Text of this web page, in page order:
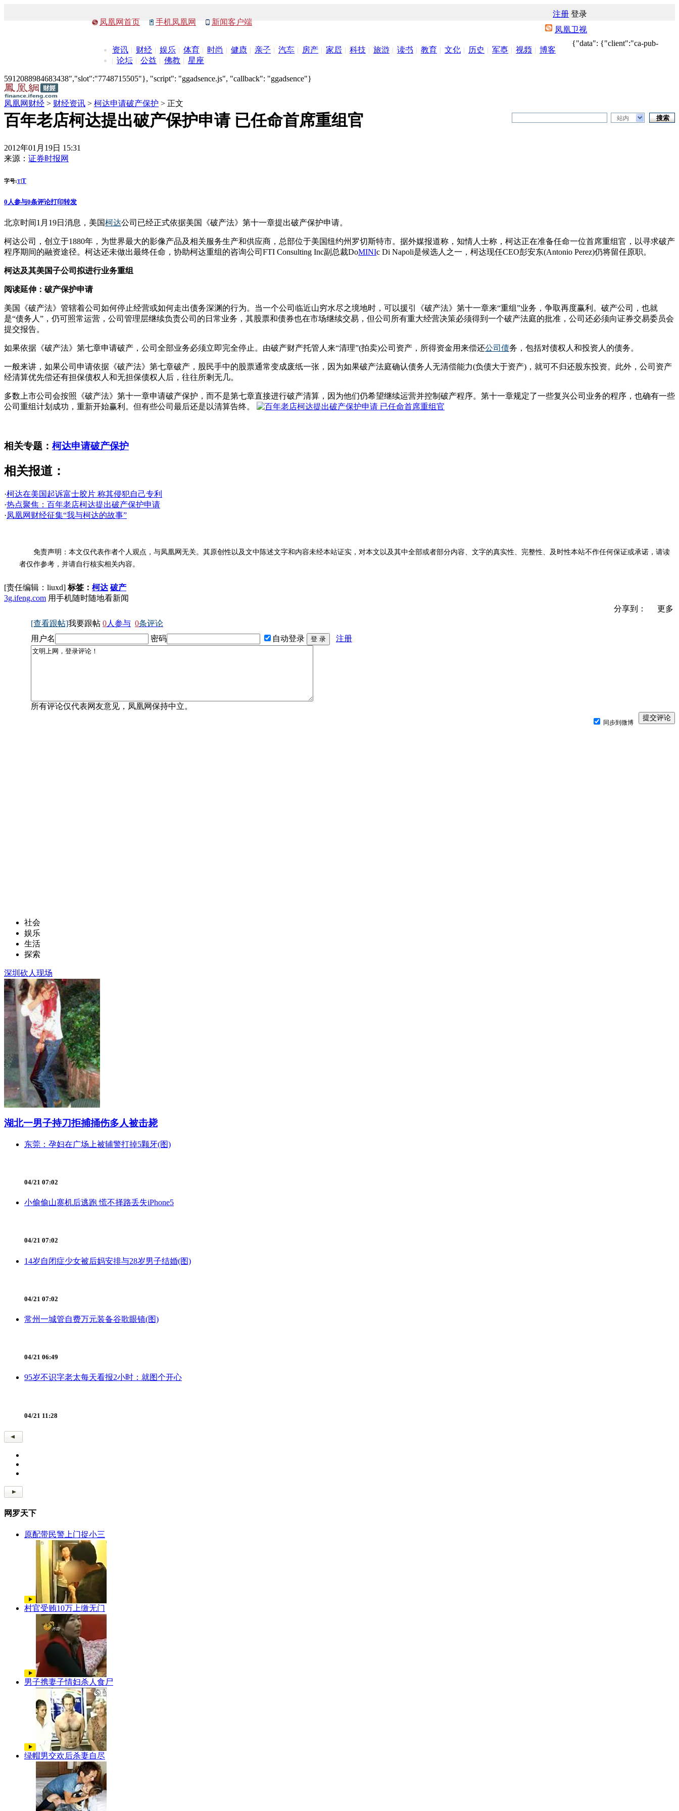
凤凰网首页 手机凤凰网 新闻客户端
注册 登录
凤凰卫视
资讯 财经 娱乐 体育 时尚 健康 亲子 汽车 房产 家居 科技 旅游 读书 教育 文化 历史 军事 视频
博客
论坛
公益 佛教 星座
{"data": {"client":"ca-pub-
5912088984683438","slot":"7748715505"}, "script": "ggadsence.js", "callback": "ggadsence"}
凤凰网财经 > 财经资讯 > 柯达申请破产保护 > 正文
站内
百年老店柯达提出破产保护申请 已任命首席重组官
2012年01月19日 15:31
来源： 证券时报网
字号:T|T
0 人参与0条评论打印转发
北京时间1月19日消息，美国柯达公司已经正式依据美国《破产法》第十一章提出破产保护申请。
柯达公司，创立于1880年，为世界最大的影像产品及相关服务生产和供应商，总部位于美国纽约州罗切斯特市。据外媒报道称，知情人士称，柯达正在准备任命一位首席重组官，以寻求破产
程序期间的融资途径。柯达还未做出最终任命，协助柯达重组的咨询公司FTI Consulting Inc副总裁DoMINIc Di Napoli是候选人之一，柯达现任CEO彭安东(Antonio Perez)仍将留任原职。
柯达及其美国子公司拟进行业务重组
阅读延伸：破产保护申请
美国《破产法》管辖着公司如何停止经营或如何走出债务深渊的行为。当一个公司临近山穷水尽之境地时，可以援引《破产法》第十一章来“重组”业务，争取再度赢利。破产公司，也就
是“债务人”，仍可照常运营，公司管理层继续负责公司的日常业务，其股票和债券也在市场继续交易，但公司所有重大经营决策必须得到一个破产法庭的批准，公司还必须向证券交易委员会
提交报告。
如果依据《破产法》第七章申请破产，公司全部业务必须立即完全停止。由破产财产托管人来“清理”(拍卖)公司资产，所得资金用来偿还公司债务，包括对债权人和投资人的债务。
一般来讲，如果公司申请依据《破产法》第七章破产，股民手中的股票通常变成废纸一张，因为如果破产法庭确认债务人无清偿能力(负债大于资产)，就可不归还股东投资。此外，公司资产
经清算优先偿还有担保债权人和无担保债权人后，往往所剩无几。
多数上市公司会按照《破产法》第十一章申请破产保护，而不是第七章直接进行破产清算，因为他们仍希望继续运营并控制破产程序。第十一章规定了一些复兴公司业务的程序，也确有一些
公司重组计划成功，重新开始赢利。但有些公司最后还是以清算告终。
相关专题： 柯达申请破产保护
相关报道：
·柯达在美国起诉富士胶片 称其侵犯自己专利
·热点聚焦：百年老店柯达提出破产保护申请
·凤凰网财经征集“我与柯达的故事”
免责声明：本文仅代表作者个人观点，与凤凰网无关。其原创性以及文中陈述文字和内容未经本站证实，对本文以及其中全部或者部分内容、文字的真实性、完整性、及时性本站不作任何保证或承诺，请读
者仅作参考，并请自行核实相关内容。
[责任编辑：liuxd] 标签： 柯达 破产
3g.ifeng.com 用手机随时随地看新闻
分享到：
更多
[查看跟帖]我要跟帖 0人参与 0条评论
用户名
密码 自动登录 注册
所有评论仅代表网友意见，凤凰网保持中立。
同步到微博
社会
娱乐
生活
探索
深圳砍人现场
湖北一男子持刀拒捕捅伤多人被击毙
东莞：孕妇在广场上被辅警打掉5颗牙(图)
04/21 07:02
小偷偷山寨机后逃跑 慌不择路丢失iPhone5
04/21 07:02
14岁自闭症少女被后妈安排与28岁男子结婚(图)
04/21 07:02
常州一城管自费万元装备谷歌眼镜(图)
04/21 06:49
95岁不识字老太每天看报2小时：就图个开心
04/21 11:28
网罗天下
原配带民警上门捉小三
村官受贿10万上缴无门
男子携妻子情妇杀人食尸
绿帽男交欢后杀妻自尽